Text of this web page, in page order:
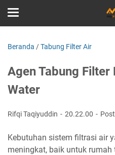
Beranda /Tabung Filter Air
Agen Tabung Filter
Water
Rifqi Taqiyuddin 20.22.00
Kebutuhan sistem filtrasi air
meningkat, baik untuk